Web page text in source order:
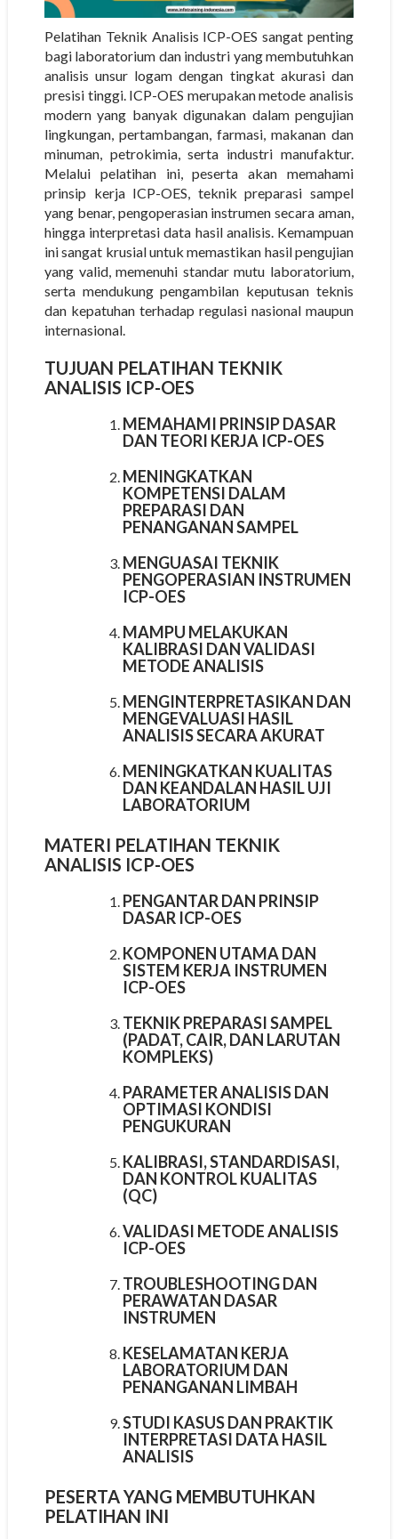
Pelatihan Teknik Analisis ICP-OES sangat penting
bagi laboratorium dan industri yang membutuhkan
analisis unsur logam dengan tingkat akurasi dan
presisi tinggi. ICP-OES merupakan metode analisis
modern yang banyak digunakan dalam pengujian
lingkungan, pertambangan, farmasi, makanan dan
minuman, petrokimia, serta industri manufaktur.
Melalui pelatihan ini, peserta akan memahami
prinsip kerja ICP-OES, teknik preparasi sampel
yang benar, pengoperasian instrumen secara aman,
hingga interpretasi data hasil analisis. Kemampuan
ini sangat krusial untuk memastikan hasil pengujian
yang valid, memenuhi standar mutu laboratorium,
serta mendukung pengambilan keputusan teknis
dan kepatuhan terhadap regulasi nasional maupun
internasional.
TUJUAN PELATIHAN TEKNIK
ANALISIS ICP-OES
MEMAHAMI PRINSIP DASAR
DAN TEORI KERJA ICP-OES
MENINGKATKAN
KOMPETENSI DALAM
PREPARASI DAN
PENANGANAN SAMPEL
MENGUASAI TEKNIK
PENGOPERASIAN INSTRUMEN
ICP-OES
MAMPU MELAKUKAN
KALIBRASI DAN VALIDASI
METODE ANALISIS
MENGINTERPRETASIKAN DAN
MENGEVALUASI HASIL
ANALISIS SECARA AKURAT
MENINGKATKAN KUALITAS
DAN KEANDALAN HASIL UJI
LABORATORIUM
MATERI PELATIHAN TEKNIK
ANALISIS ICP-OES
PENGANTAR DAN PRINSIP
DASAR ICP-OES
KOMPONEN UTAMA DAN
SISTEM KERJA INSTRUMEN
ICP-OES
TEKNIK PREPARASI SAMPEL
(PADAT, CAIR, DAN LARUTAN
KOMPLEKS)
PARAMETER ANALISIS DAN
OPTIMASI KONDISI
PENGUKURAN
KALIBRASI, STANDARDISASI,
DAN KONTROL KUALITAS
(QC)
VALIDASI METODE ANALISIS
ICP-OES
TROUBLESHOOTING DAN
PERAWATAN DASAR
INSTRUMEN
KESELAMATAN KERJA
LABORATORIUM DAN
PENANGANAN LIMBAH
STUDI KASUS DAN PRAKTIK
INTERPRETASI DATA HASIL
ANALISIS
PESERTA YANG MEMBUTUHKAN
PELATIHAN INI